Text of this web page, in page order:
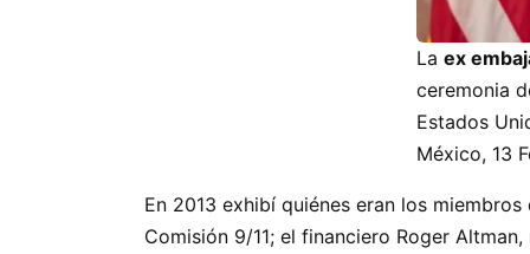
La ex
ceremonia
Estados
México, 13
En 2013 exhibí quiénes eran los
Comisión 9/11; el financiero Roger